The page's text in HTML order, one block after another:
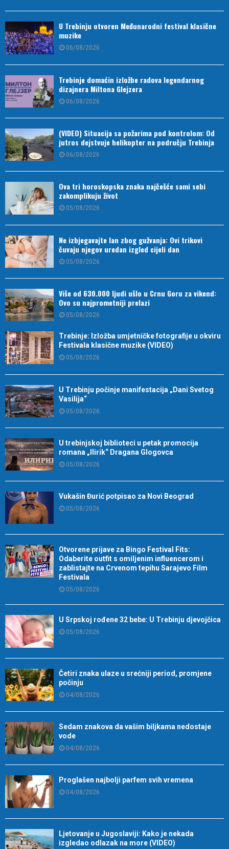
U Trebinju otvoren Međunarodni festival klasične
muzike
06/08/2026
Trebinje domaćin izložbe radova legendarnog
dizajnera Miltona Glejzera
06/08/2026
(VIDEO) Situacija sa požarima pod kontrolom: Od
jutros dejstvuje helikopter na području Trebinja
06/08/2026
Ova tri horoskopska znaka najčešće sami sebi
zakomplikuju život
05/08/2026
Ne izbjegavajte lan zbog gužvanja: Ovi trikovi
čuvaju njegov uredan izgled cijeli dan
05/08/2026
Više od 630.000 ljudi ušlo u Crnu Goru za vikend:
Ovo su najprometniji prelazi
05/08/2026
Trebinje: Izložba umjetničke fotografije u okviru
Festivala klasične muzike (VIDEO)
05/08/2026
U Trebinju počinje manifestacija „Dani Svetog
Vasilija“
05/08/2026
U trebinjskoj biblioteci u petak promocija
romana „Ilirik“ Dragana Glogovca
05/08/2026
Vukašin Đurić potpisao za Novi Beograd
05/08/2026
Otvorene prijave za Bingo Festival Fits:
Odaberite outfit s omiljenim influencerom i
zablistajte na Crvenom tepihu Sarajevo Film
Festivala
05/08/2026
U Srpskoj rođene 32 bebe: U Trebinju djevojčica
05/08/2026
Četiri znaka ulaze u srećniji period, promjene
počinju
04/08/2026
Sedam znakova da vašim biljkama nedostaje
vode
04/08/2026
Proglašen najbolji parfem svih vremena
04/08/2026
Ljetovanje u Jugoslaviji: Kako je nekada
izgledao odlazak na more (VIDEO)